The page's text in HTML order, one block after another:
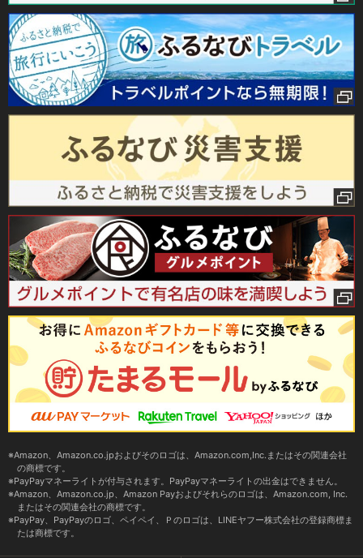
Amazon、Amazon.co.jpおよびそのロゴは、Amazon.com,Inc.またはその関連会社
の商標です。
PayPayマネーライトが付与されます。PayPayマネーライトの出金はできません。
Amazon、Amazon.co.jp、Amazon Payおよびそれらのロゴは、Amazon.com, Inc.
またはその関連会社の商標です。
PayPay、PayPayのロゴ、ペイペイ、Ｐのロゴは、LINEヤフー株式会社の登録商標ま
たは商標です。